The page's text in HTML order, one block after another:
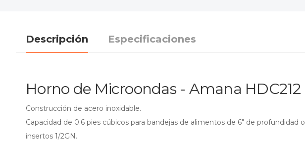
Descripción Especificaciones
Horno de Microondas - Amana HDC212
Construcción de acero inoxidable.
Capacidad de 0.6 pies cúbicos para bandejas de alimentos de 6″ de profundidad o
insertos 1/2GN.